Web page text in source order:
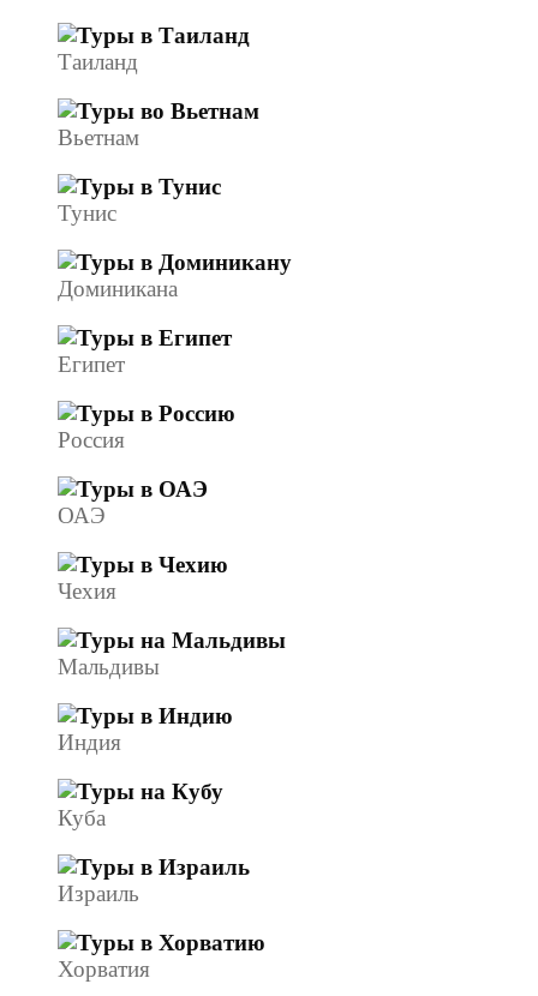
Таиланд
Вьетнам
Тунис
Доминикана
Египет
Россия
ОАЭ
Чехия
Мальдивы
Индия
Куба
Израиль
Хорватия